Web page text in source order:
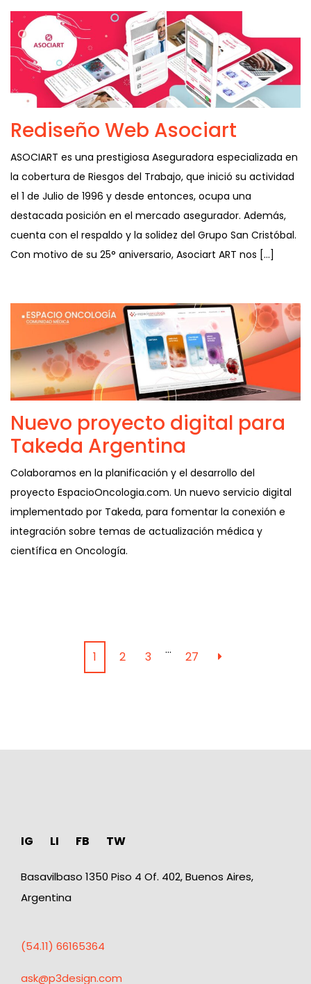
Rediseño Web Asociart
ASOCIART es una prestigiosa Aseguradora especializada en
la cobertura de Riesgos del Trabajo, que inició su actividad
el 1 de Julio de 1996 y desde entonces, ocupa una
destacada posición en el mercado asegurador. Además,
cuenta con el respaldo y la solidez del Grupo San Cristóbal.
Con motivo de su 25° aniversario, Asociart ART nos […]
Nuevo proyecto digital para
Takeda Argentina
Colaboramos en la planificación y el desarrollo del
proyecto EspacioOncologia.com. Un nuevo servicio digital
implementado por Takeda, para fomentar la conexión e
integración sobre temas de actualización médica y
científica en Oncología.
1 2 3 … 27
IG LI FB TW
Basavilbaso 1350 Piso 4 Of. 402, Buenos Aires,
Argentina
(54.11) 66165364
ask@p3design.com